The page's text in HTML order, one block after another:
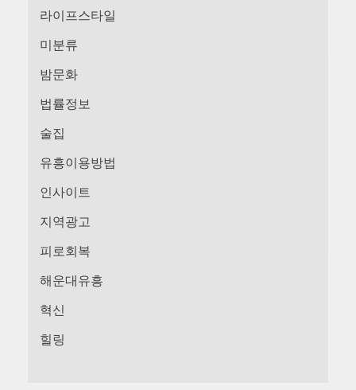
라이프스타일
미분류
밤문화
법률정보
술집
유흥이용방법
인사이트
지역광고
피로회복
해운대유흥
혁신
힐링